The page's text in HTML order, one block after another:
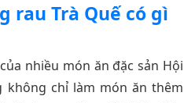
rau Trà Quế có gì
nhiều món ăn đặc sản Hội
không chỉ làm món ăn thêm